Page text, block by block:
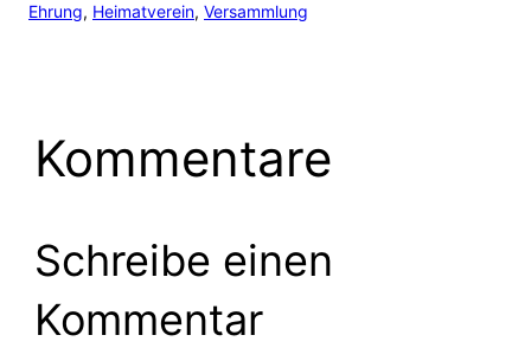
Ehrung, Heimatverein, Versammlung
Kommentare
Schreibe einen
Kommentar